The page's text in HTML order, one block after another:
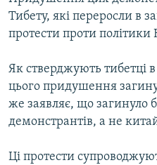
Тибету, які переросли в
протести проти політики
Як стверджують тибетці
цього придушення
же заявляє, що загинуло
демонстрантів, а не
Ці протести